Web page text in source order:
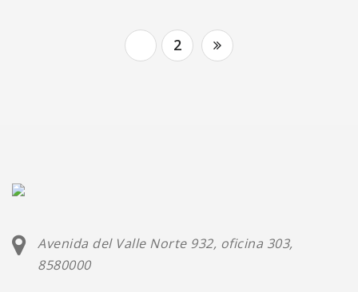
2
Avenida del Valle Norte 932, oficina 303,
8580000